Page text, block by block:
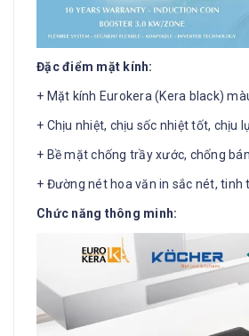
Đặc điểm mặt kính:
+ Mặt kính Eurokera (Kera black)
+ Chịu nhiệt, chịu sốc nhiệt tốt, chịu
+ Bề mặt chống trầy xước, chống
+ Đường nét hoa văn in sắc nét, tinh
Chức năng thông minh: